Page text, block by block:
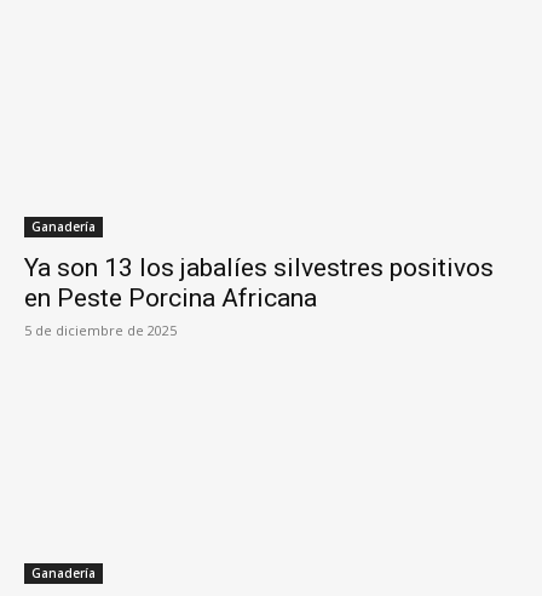
Ganadería
Ya son 13 los jabalíes silvestres positivos
en Peste Porcina Africana
5 de diciembre de 2025
Ganadería